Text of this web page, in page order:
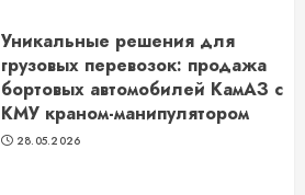
Уникальные решения для
грузовых перевозок: продажа
бортовых автомобилей КамАЗ с
КМУ краном-манипулятором
28.05.2026